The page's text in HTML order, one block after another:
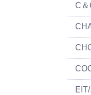
コ
C＆
&シ
メ